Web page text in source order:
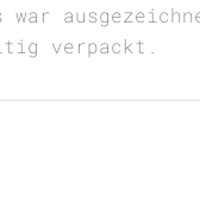
war
verpackt.